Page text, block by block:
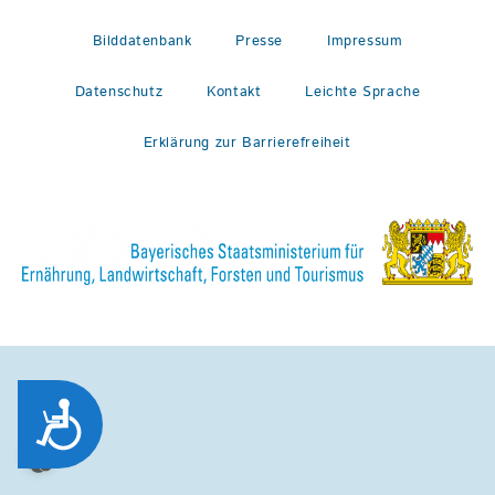
Zug&auml;nglichkeit
Bilddatenbank Presse Impressum
Datenschutz Kontakt Leichte Sprache
Erklärung zur Barrierefreiheit